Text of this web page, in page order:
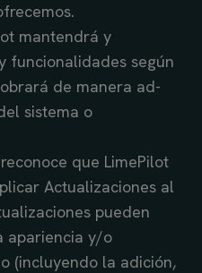
mantendrá y
funcionalidades según
de manera ad-
sistema o
que LimePilot
Actualizaciones al
pueden
apariencia y/o
(incluyendo la adición,